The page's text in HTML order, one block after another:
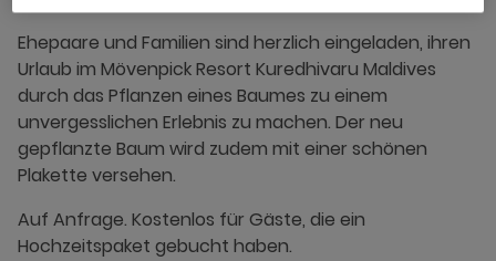
Ehepaare und Familien sind herzlich eingeladen, ihren
Urlaub im Mövenpick Resort Kuredhivaru Maldives
durch das Pflanzen eines Baumes zu einem
unvergesslichen Erlebnis zu machen. Der neu
gepflanzte Baum wird zudem mit einer schönen
Plakette versehen.
Auf Anfrage. Kostenlos für Gäste, die ein
Hochzeitspaket gebucht haben.